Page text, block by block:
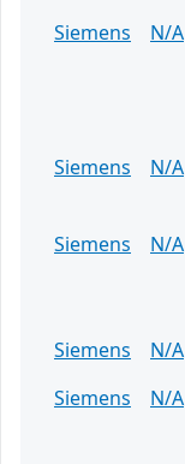
Siemens
N/A
Siemens
N/A
Siemens
N/A
Siemens
N/A
Siemens
N/A